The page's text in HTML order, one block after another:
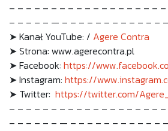
– – – – – – – – – – – – – – – – – –
– – – – – — – – – – – – – – – – – – –
➤ Kanał YouTube: / Agere Contra
➤ Strona: www.agerecontra.pl
➤ Facebook: https://
➤ Instagram: https://
➤ Twitter: https://twitter.com/
– – – – – – – – – – – – – – – – – –
– – – – – – — – – – – – – – – – – –